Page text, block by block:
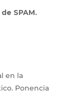
SPAM.
en la
Ponencia